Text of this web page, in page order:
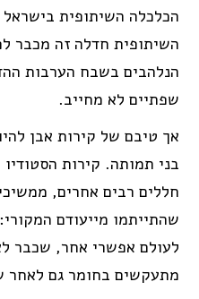
הכלכלה השיתופית
השיתופית חדלה זה מכבר
הנלהבים בשבח הערבות
שפתיים לא מחייב.
אך טיבם של קירות אבן
בני תמותה. קירות
חללים רבים אחרים,
שהתייתמו מייעודם
לעולם אפשרי אחר, שכבר
מתעקשים בחומר גם לאחר